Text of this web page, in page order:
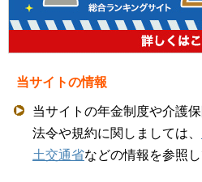
当サイトの情報
当サイトの年金制度や介護
法令や規約に関しましては、
土交通省などの情報を参照